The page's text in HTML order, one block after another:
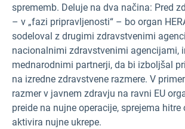
sprememb. Deluje na dva načina: Pred
– v „fazi pripravljenosti“ – bo organ
sodeloval z drugimi zdravstvenimi
nacionalnimi zdravstvenimi agencijami,
mednarodnimi partnerji, da bi izboljšal
na izredne zdravstvene razmere. V
razmer v javnem zdravju na ravni EU
preide na nujne operacije, sprejema hitre
aktivira nujne ukrepe.